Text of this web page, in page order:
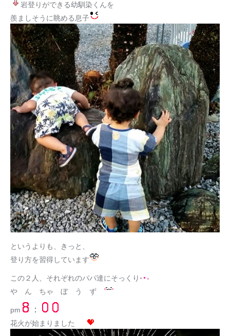
岩登りができる幼馴染くんを
羨ましそうに眺める息子
というよりも、きっと、
登り方を習得しています
この２人、それぞれのパパ達にそっくり
や ん ちゃ ぼ う ず
pm ：
花火が始まりました